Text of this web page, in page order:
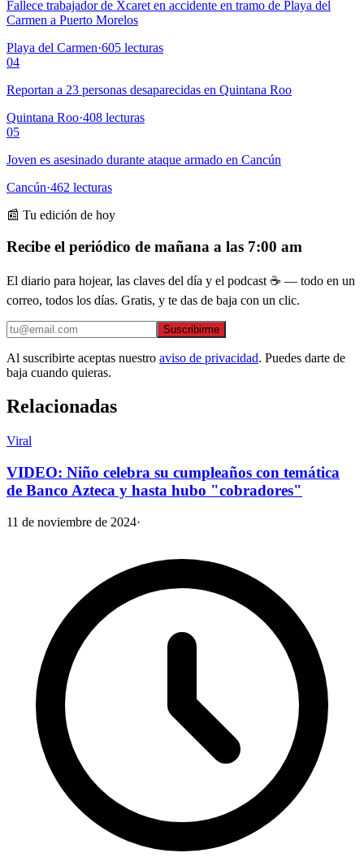
Fallece trabajador de Xcaret en accidente en tramo de Playa del
Carmen a Puerto Morelos
Playa del Carmen·605 lecturas
04
Reportan a 23 personas desaparecidas en Quintana Roo
Quintana Roo·408 lecturas
05
Joven es asesinado durante ataque armado en Cancún
Cancún·462 lecturas
📰 Tu edición de hoy
Recibe el periódico de mañana a las 7:00 am
El diario para hojear, las claves del día y el podcast ☕ — todo en un
correo, todos los días. Gratis, y te das de baja con un clic.
Suscribirme
Al suscribirte aceptas nuestro aviso de privacidad. Puedes darte de
baja cuando quieras.
Relacionadas
Viral
VIDEO: Niño celebra su cumpleaños con temática
de Banco Azteca y hasta hubo "cobradores"
11 de noviembre de 2024·